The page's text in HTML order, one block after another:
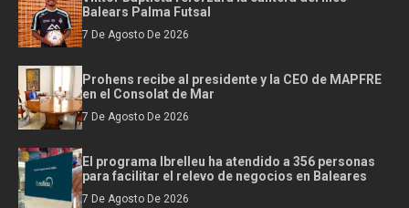
Balears Palma Futsal
7 De Agosto De 2026
Prohens recibe al presidente y la CEO de MAPFRE
en el Consolat de Mar
7 De Agosto De 2026
El programa Ibrelleu ha atendido a 356 personas
para facilitar el relevo de negocios en Baleares
7 De Agosto De 2026